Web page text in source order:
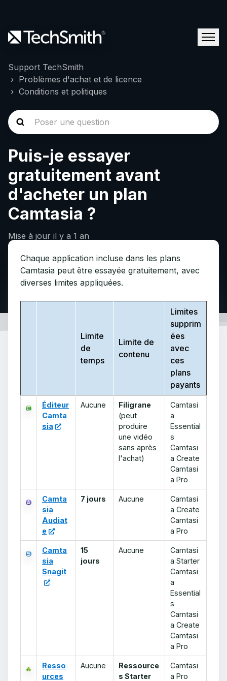
Support TechSmith
Problèmes d'achat et de licence
Conditions et politiques
Puis-je essayer
gratuitement avant
d'acheter un plan
Camtasia ?
Mise à jour il y a 1 an
Chaque application incluse dans les plans
Camtasia peut être essayée gratuitement, avec
diverses limites appliquées.
Limite
de
temps
Limite de
contenu
Limites
supprim
ées
avec
ces
plans
payants
Éditeur
Camta
sia
Aucune
Filigrane
(peut
produire
une vidéo
sans après
l'achat)
Camtasi
a
Essential
s
Camtasi
a Create
Camtasi
a Pro
Camta
sia
Audiat
e
7 jours Aucune
Camtasi
a Create
Camtasi
a Pro
Camta
sia
Snagit
15
jours
Aucune
Camtasi
a Starter
Camtasi
a
Essential
s
Camtasi
a Create
Camtasi
a Pro
Resso
urces
Aucune
Ressource
s Starter
Camtasi
a Pro